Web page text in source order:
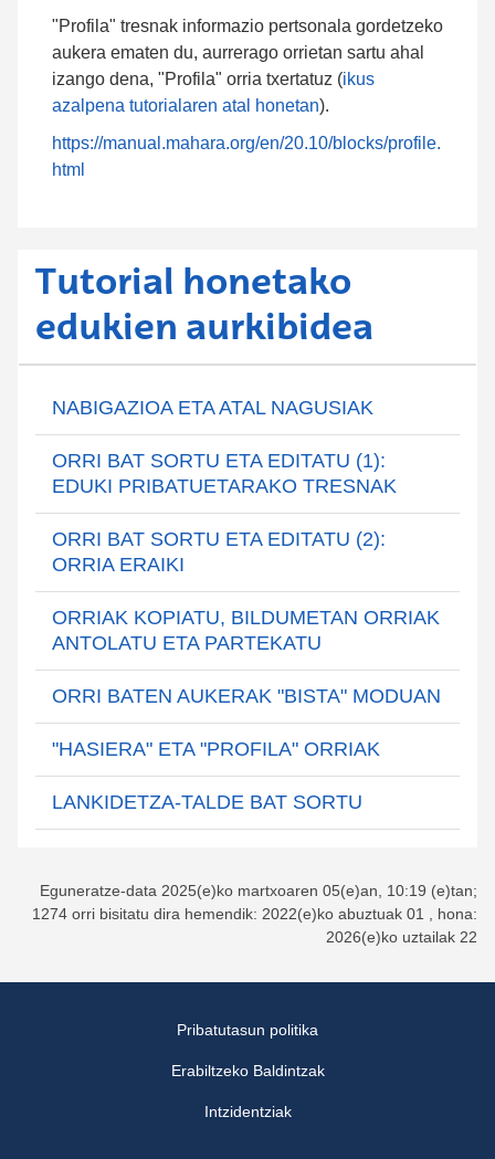
"Profila" tresnak informazio pertsonala gordetzeko
aukera ematen du, aurrerago orrietan sartu ahal
izango dena, "Profila" orria txertatuz (ikus
azalpena tutorialaren atal honetan).
https://manual.mahara.org/en/20.10/blocks/profile.
html
Tutorial honetako
edukien aurkibidea
NABIGAZIOA ETA ATAL NAGUSIAK
ORRI BAT SORTU ETA EDITATU (1):
EDUKI PRIBATUETARAKO TRESNAK
ORRI BAT SORTU ETA EDITATU (2):
ORRIA ERAIKI
ORRIAK KOPIATU, BILDUMETAN ORRIAK
ANTOLATU ETA PARTEKATU
ORRI BATEN AUKERAK "BISTA" MODUAN
"HASIERA" ETA "PROFILA" ORRIAK
LANKIDETZA-TALDE BAT SORTU
Eguneratze-data 2025(e)ko martxoaren 05(e)an, 10:19 (e)tan;
1274 orri bisitatu dira hemendik: 2022(e)ko abuztuak 01 , hona:
2026(e)ko uztailak 22
Pribatutasun politika
Erabiltzeko Baldintzak
Intzidentziak